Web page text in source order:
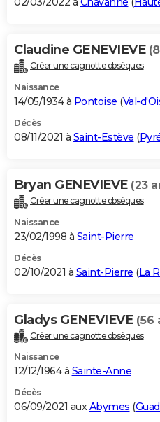
Claudine GENEVIEVE
Créer une cagnotte obsèques
Naissance
14/05/1934 à Pontoise (Val-
Décès
08/11/2021 à Saint-Estève (
Bryan GENEVIEVE (23
Créer une cagnotte obsèques
Naissance
23/02/1998 à Saint-Pierre
Décès
02/10/2021 à Saint-Pierre (La
Gladys GENEVIEVE (56
Créer une cagnotte obsèques
Naissance
12/12/1964 à Sainte-Anne
Décès
06/09/2021 auxAbymes (